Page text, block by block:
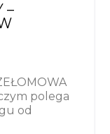
–
polega
od